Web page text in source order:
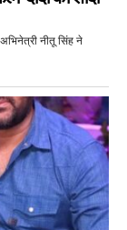
नीतू सिंह ने